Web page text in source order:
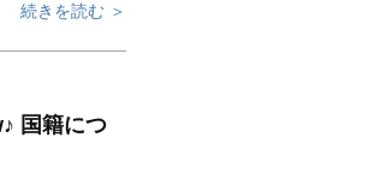
続きを読む ＞
国籍につ